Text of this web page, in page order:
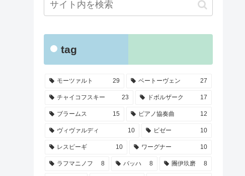
tag
モーツァルト 29 ベートーヴェン 27
チャイコフスキー 23 ドボルザーク 17
ブラームス 15 ピアノ協奏曲 12
ヴィヴァルディ 10 ビゼー 10
レスピーギ 10 ワーグナー 10
ラフマニノフ 8 バッハ 8 團伊玖磨 8